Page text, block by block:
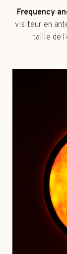
Frequency
visiteur en
taille de